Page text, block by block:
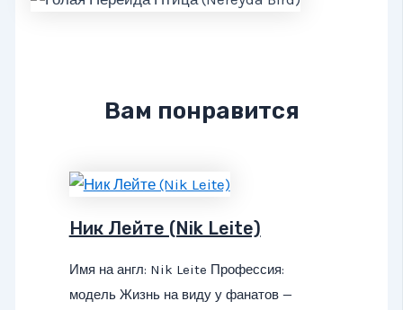
Вам понравится
Ник Лейте (Nik Leite)
Имя на англ: Nik Leite Профессия:
модель Жизнь на виду у фанатов —